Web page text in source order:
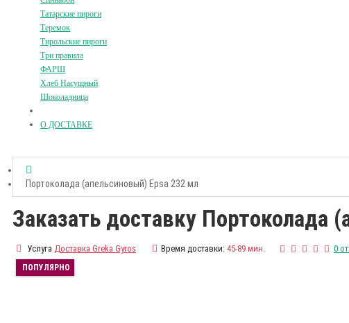
Татарские пироги
Теремок
Тирольские пироги
Три правила
ФАРШ
Хлеб Насущный
Шоколадница
О ДОСТАВКЕ
Портоколада (апельсиновый) Epsa 232 мл
Заказать доставку Портоколада
Услуга Доставка Greka Gyros Время доставки: 45-89 мин. 0
ПОПУЛЯРНО